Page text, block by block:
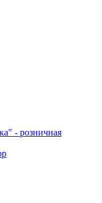
- розничная